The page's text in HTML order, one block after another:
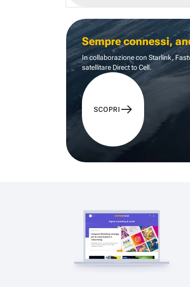
Sempre connessi,
In collaborazione con Starlink,
satellitare Direct to Cell.
SCOPRI